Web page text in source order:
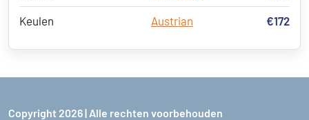
Keulen Austrian €172
Copyright 2026 | Alle rechten voorbehouden